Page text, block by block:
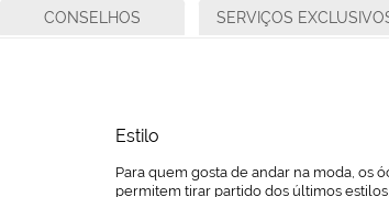
Estilo
Para quem gosta de andar na moda, os
permitem tirar partido dos últimos
CONSELHOS SERVIÇOS